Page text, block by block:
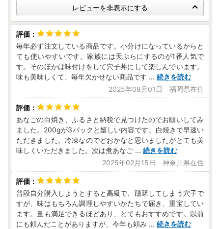
対馬市でのふるさと納税寄附申し込みサイトにつきまして
は、公式HPにてご確認ください。
【ヤマト運輸・転送サービスの有料化について】
令和5年6月1日発送分以降、ヤマト運輸より転送サービスの
有料化が発表されております。転送の際は、ご注意くださ
い。
お届け先が変更となる場合は、事前に問い合わせ窓口へご連
絡をお願いいたします。
【ふるさと納税の対象となる地方団体の指定について】
対馬市は令和７年９月２６日付総務大臣通知「ふるさと納税
の対象となる地方団体の指定について（通知）」にて、地方
税法（昭和２５年法律第２２６号）第３７条の２第２項及び
第３１４条の７第２項の規定に基づき、ふるさと納税の対象
となる地方団体として指定されました。
指定対象期間は、令和７年１０月１日から令和８年９月３０
日までです。
レビューを非表示にする
毎年必ず注文している商品です。小分けになっているからと
ても使いやすいです。家族には天ぷらにするのが1番人気で
す。そのほかは味付けをして穴子丼にして楽しんでいます。
味も美味しくて、毎年欠かせない商品です ... 続きを読む
2025年08月01日 福岡県在住
あなごの白焼き、ふるさと納税で見つけたのでお願いしてみ
ました。200gが3パックと嬉しい内容です。白焼きで早速い
ただきました。冷凍なのでどおかなと思いましたがとても美
味しくいただきました。次は煮あなご ... 続きを読む
2025年02月15日 神奈川県在住
普段自分購入しようとすると高級で、躊躇してしまう穴子で
すが、味はもちろん調理しやすいかたちで届き、重宝してい
ます。量も満足できるほどあり、とてもおすすめです。以前
にも頼んだことがありますが、今年も頼み ... 続きを読む